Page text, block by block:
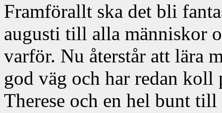
Framförallt ska det bli
augusti till alla människor
varför. Nu återstår att lära
god väg och har redan koll
Therese och en hel bunt